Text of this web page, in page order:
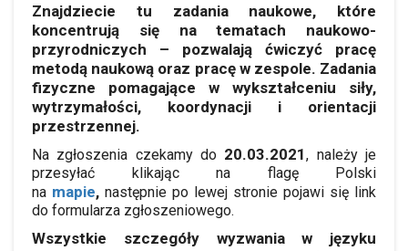
Znajdziecie tu zadania naukowe, które
koncentrują się na tematach naukowo-
przyrodniczych – pozwalają ćwiczyć pracę
metodą naukową oraz pracę w zespole. Zadania
fizyczne pomagające w wykształceniu siły,
wytrzymałości, koordynacji i orientacji
przestrzennej.
Na zgłoszenia czekamy do 20.03.2021, należy je
przesyłać klikając na flagę Polski
na mapie, następnie po lewej stronie pojawi się link
do formularza zgłoszeniowego.
Wszystkie szczegóły wyzwania w języku